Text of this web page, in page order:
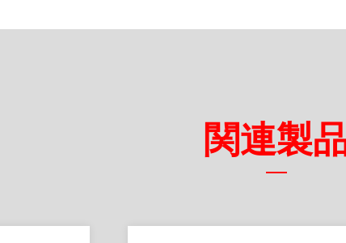
関連製